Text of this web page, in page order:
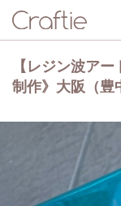
【レジン波ア
制作》大阪（豊